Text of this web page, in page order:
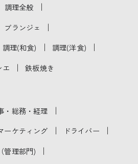
調理全般 ｜
ブランジェ ｜
調理(和食) ｜ 調理(洋食) ｜
エ ｜ 鉄板焼き
・総務・経理 ｜
ーケティング ｜ ドライバー ｜
管理部門) ｜